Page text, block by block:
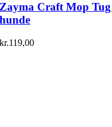
Zayma Craft Mop
hunde
kr.119,00